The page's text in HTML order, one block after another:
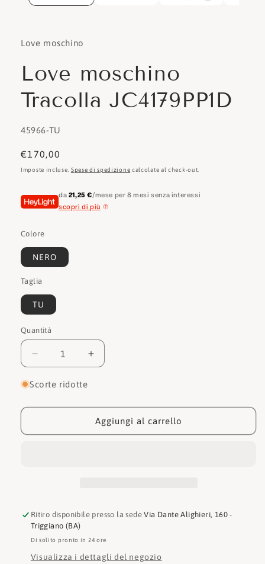
Love moschino
Love moschino
Tracolla JC4179PP1D
SKU:
45966-TU
Prezzo
di
€170,00
Imposte incluse. Spese di spedizione calcolate al check-out.
da 21,25 €/mese per 8 mesi senza interessi
scopri di più
Colore
NERO
Taglia
TU
Quantità
Quantità
Diminuisci
quantità
per
moschino
JC4179PP1D
Aumenta
quantità
moschino
Tracolla
JC4179PP1D
Scorte ridotte
Aggiungi al carrello
Ritiro disponibile presso la sedeVia Dante Alighieri, 160 -
Triggiano (BA)
Di solito pronto in 24 ore
Visualizza i dettagli del negozio